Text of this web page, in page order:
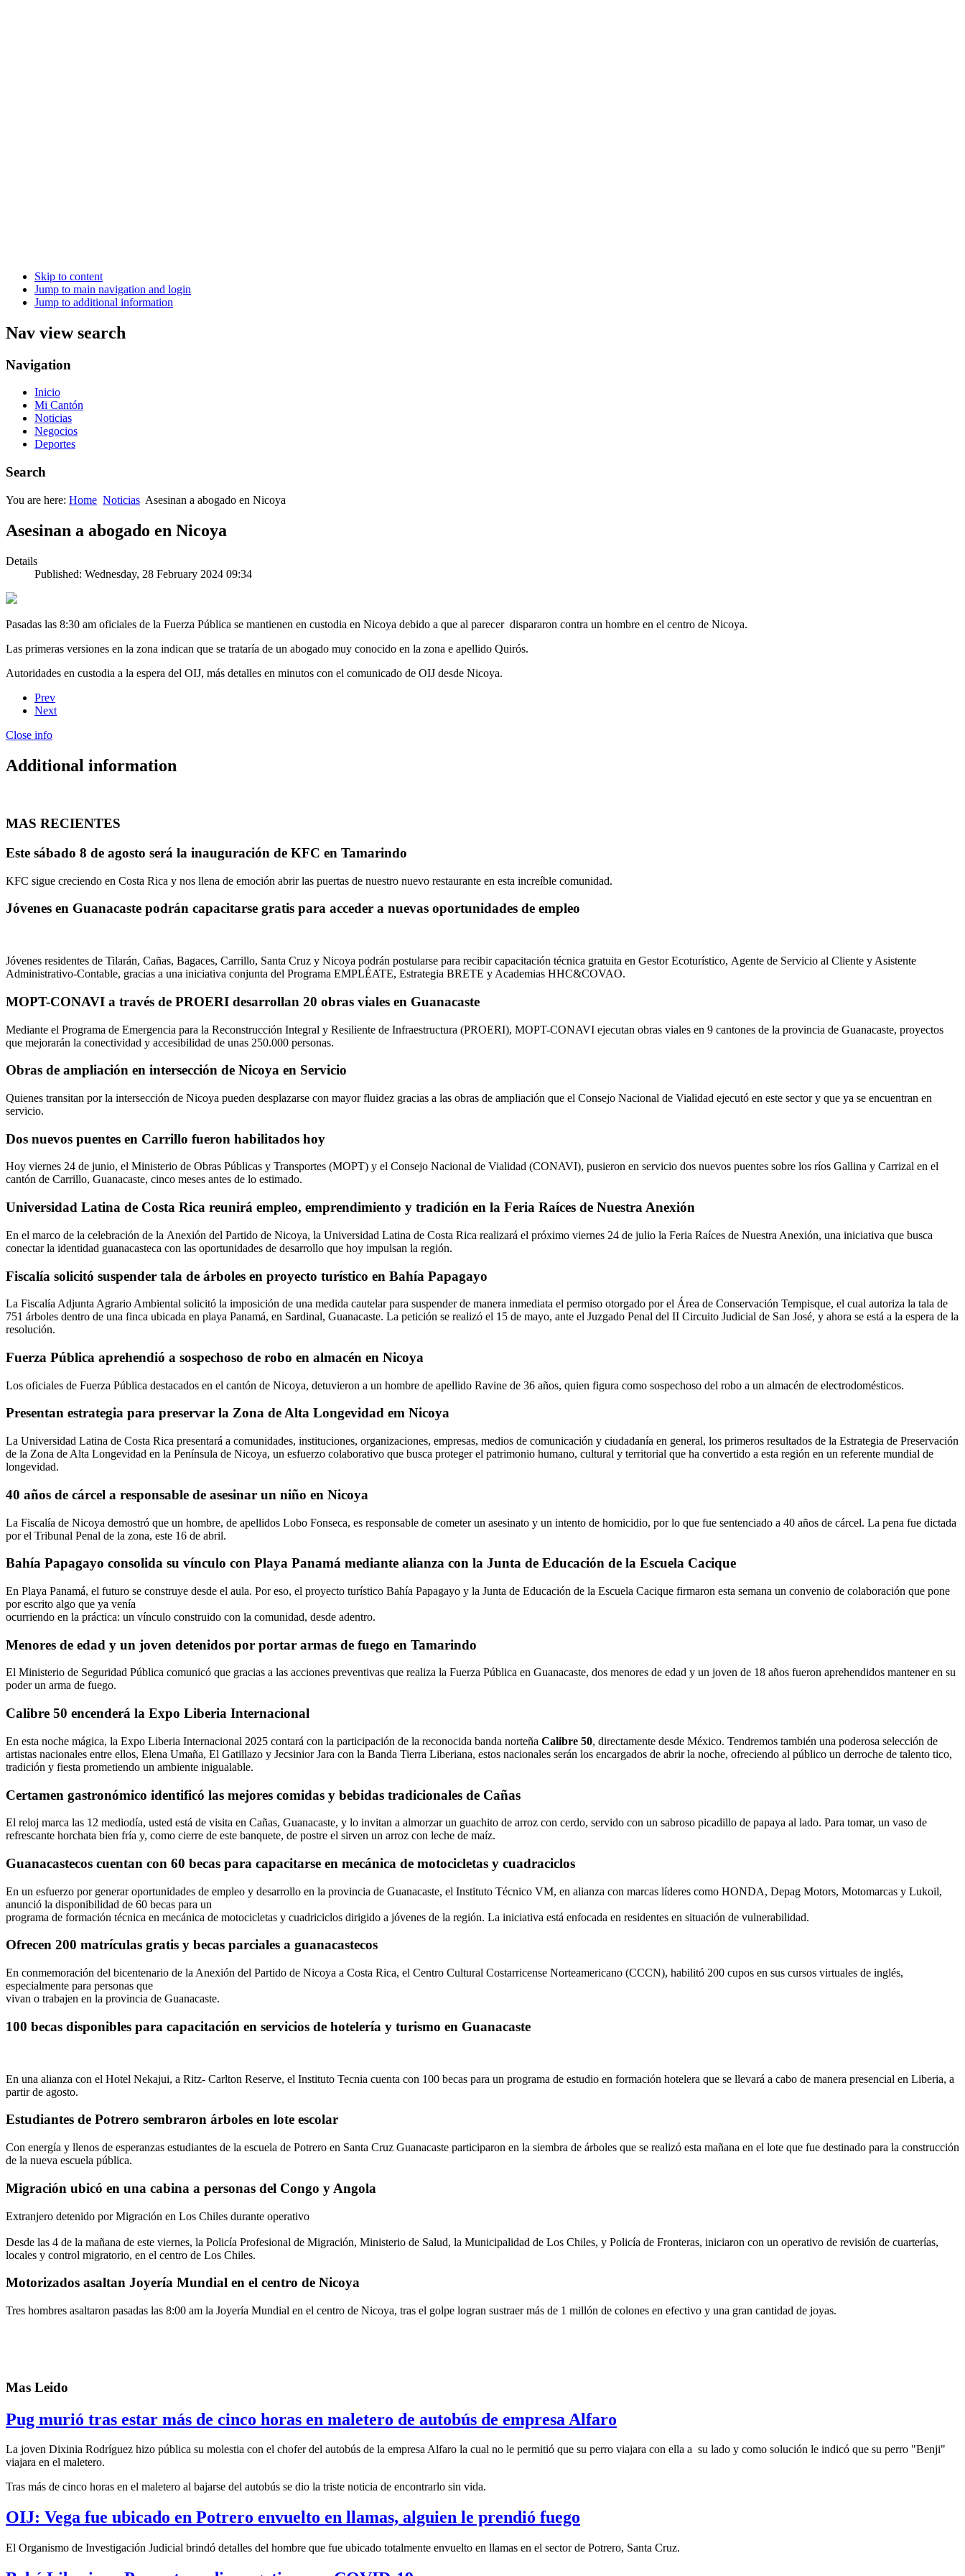
Skip to content
Jump to main navigation and login
Jump to additional information
Nav view search
Navigation
Inicio
Mi Cantón
Noticias
Negocios
Deportes
Search
You are here: Home Noticias Asesinan a abogado en Nicoya
Asesinan a abogado en Nicoya
Details
Published: Wednesday, 28 February 2024 09:34
Pasadas las 8:30 am oficiales de la Fuerza Pública se mantienen en custodia en Nicoya debido a que al parecer dispararon contra un hombre en el centro de Nicoya.
Las primeras versiones en la zona indican que se trataría de un abogado muy conocido en la zona e apellido Quirós.
Autoridades en custodia a la espera del OIJ, más detalles en minutos con el comunicado de OIJ desde Nicoya.
Prev
Next
Close info
Additional information
MAS RECIENTES
Este sábado 8 de agosto será la inauguración de KFC en Tamarindo
KFC sigue creciendo en Costa Rica y nos llena de emoción abrir las puertas de nuestro nuevo restaurante en esta increíble comunidad.
Jóvenes en Guanacaste podrán capacitarse gratis para acceder a nuevas oportunidades de empleo
Jóvenes residentes de Tilarán, Cañas, Bagaces, Carrillo, Santa Cruz y Nicoya podrán postularse para recibir capacitación técnica gratuita en Gestor Ecoturístico, Agente de Servicio al Cliente y Asistente
Administrativo-Contable, gracias a una iniciativa conjunta del Programa EMPLÉATE, Estrategia BRETE y Academias HHC&COVAO.
MOPT-CONAVI a través de PROERI desarrollan 20 obras viales en Guanacaste
Mediante el Programa de Emergencia para la Reconstrucción Integral y Resiliente de Infraestructura (PROERI), MOPT-CONAVI ejecutan obras viales en 9 cantones de la provincia de Guanacaste, proyectos
que mejorarán la conectividad y accesibilidad de unas 250.000 personas.
Obras de ampliación en intersección de Nicoya en Servicio
Quienes transitan por la intersección de Nicoya pueden desplazarse con mayor fluidez gracias a las obras de ampliación que el Consejo Nacional de Vialidad ejecutó en este sector y que ya se encuentran en
servicio.
Dos nuevos puentes en Carrillo fueron habilitados hoy
Hoy viernes 24 de junio, el Ministerio de Obras Públicas y Transportes (MOPT) y el Consejo Nacional de Vialidad (CONAVI), pusieron en servicio dos nuevos puentes sobre los ríos Gallina y Carrizal en el
cantón de Carrillo, Guanacaste, cinco meses antes de lo estimado.
Universidad Latina de Costa Rica reunirá empleo, emprendimiento y tradición en la Feria Raíces de Nuestra Anexión
En el marco de la celebración de la Anexión del Partido de Nicoya, la Universidad Latina de Costa Rica realizará el próximo viernes 24 de julio la Feria Raíces de Nuestra Anexión, una iniciativa que busca
conectar la identidad guanacasteca con las oportunidades de desarrollo que hoy impulsan la región.
Fiscalía solicitó suspender tala de árboles en proyecto turístico en Bahía Papagayo
La Fiscalía Adjunta Agrario Ambiental solicitó la imposición de una medida cautelar para suspender de manera inmediata el permiso otorgado por el Área de Conservación Tempisque, el cual autoriza la tala de
751 árboles dentro de una finca ubicada en playa Panamá, en Sardinal, Guanacaste. La petición se realizó el 15 de mayo, ante el Juzgado Penal del II Circuito Judicial de San José, y ahora se está a la espera de la
resolución.
Fuerza Pública aprehendió a sospechoso de robo en almacén en Nicoya
Los oficiales de Fuerza Pública destacados en el cantón de Nicoya, detuvieron a un hombre de apellido Ravine de 36 años, quien figura como sospechoso del robo a un almacén de electrodomésticos.
Presentan estrategia para preservar la Zona de Alta Longevidad em Nicoya
La Universidad Latina de Costa Rica presentará a comunidades, instituciones, organizaciones, empresas, medios de comunicación y ciudadanía en general, los primeros resultados de la Estrategia de Preservación
de la Zona de Alta Longevidad en la Península de Nicoya, un esfuerzo colaborativo que busca proteger el patrimonio humano, cultural y territorial que ha convertido a esta región en un referente mundial de
longevidad.
40 años de cárcel a responsable de asesinar un niño en Nicoya
La Fiscalía de Nicoya demostró que un hombre, de apellidos Lobo Fonseca, es responsable de cometer un asesinato y un intento de homicidio, por lo que fue sentenciado a 40 años de cárcel. La pena fue dictada
por el Tribunal Penal de la zona, este 16 de abril.
Bahía Papagayo consolida su vínculo con Playa Panamá mediante alianza con la Junta de Educación de la Escuela Cacique
En Playa Panamá, el futuro se construye desde el aula. Por eso, el proyecto turístico Bahía Papagayo y la Junta de Educación de la Escuela Cacique firmaron esta semana un convenio de colaboración que pone
por escrito algo que ya venía
ocurriendo en la práctica: un vínculo construido con la comunidad, desde adentro.
Menores de edad y un joven detenidos por portar armas de fuego en Tamarindo
El Ministerio de Seguridad Pública comunicó que gracias a las acciones preventivas que realiza la Fuerza Pública en Guanacaste, dos menores de edad y un joven de 18 años fueron aprehendidos mantener en su
poder un arma de fuego.
Calibre 50 encenderá la Expo Liberia Internacional
En esta noche mágica, la Expo Liberia Internacional 2025 contará con la participación de la reconocida banda norteña Calibre 50, directamente desde México. Tendremos también una poderosa selección de
artistas nacionales entre ellos, Elena Umaña, El Gatillazo y Jecsinior Jara con la Banda Tierra Liberiana, estos nacionales serán los encargados de abrir la noche, ofreciendo al público un derroche de talento tico,
tradición y fiesta prometiendo un ambiente inigualable.
Certamen gastronómico identificó las mejores comidas y bebidas tradicionales de Cañas
El reloj marca las 12 mediodía, usted está de visita en Cañas, Guanacaste, y lo invitan a almorzar un guachito de arroz con cerdo, servido con un sabroso picadillo de papaya al lado. Para tomar, un vaso de
refrescante horchata bien fría y, como cierre de este banquete, de postre el sirven un arroz con leche de maíz.
Guanacastecos cuentan con 60 becas para capacitarse en mecánica de motocicletas y cuadraciclos
En un esfuerzo por generar oportunidades de empleo y desarrollo en la provincia de Guanacaste, el Instituto Técnico VM, en alianza con marcas líderes como HONDA, Depag Motors, Motomarcas y Lukoil,
anunció la disponibilidad de 60 becas para un
programa de formación técnica en mecánica de motocicletas y cuadriciclos dirigido a jóvenes de la región. La iniciativa está enfocada en residentes en situación de vulnerabilidad.
Ofrecen 200 matrículas gratis y becas parciales a guanacastecos
En conmemoración del bicentenario de la Anexión del Partido de Nicoya a Costa Rica, el Centro Cultural Costarricense Norteamericano (CCCN), habilitó 200 cupos en sus cursos virtuales de inglés,
especialmente para personas que
vivan o trabajen en la provincia de Guanacaste.
100 becas disponibles para capacitación en servicios de hotelería y turismo en Guanacaste
En una alianza con el Hotel Nekajui, a Ritz- Carlton Reserve, el Instituto Tecnia cuenta con 100 becas para un programa de estudio en formación hotelera que se llevará a cabo de manera presencial en Liberia, a
partir de agosto.
Estudiantes de Potrero sembraron árboles en lote escolar
Con energía y llenos de esperanzas estudiantes de la escuela de Potrero en Santa Cruz Guanacaste participaron en la siembra de árboles que se realizó esta mañana en el lote que fue destinado para la construcción
de la nueva escuela pública.
Migración ubicó en una cabina a personas del Congo y Angola
Extranjero detenido por Migración en Los Chiles durante operativo
Desde las 4 de la mañana de este viernes, la Policía Profesional de Migración, Ministerio de Salud, la Municipalidad de Los Chiles, y Policía de Fronteras, iniciaron con un operativo de revisión de cuarterías,
locales y control migratorio, en el centro de Los Chiles.
Motorizados asaltan Joyería Mundial en el centro de Nicoya
Tres hombres asaltaron pasadas las 8:00 am la Joyería Mundial en el centro de Nicoya, tras el golpe logran sustraer más de 1 millón de colones en efectivo y una gran cantidad de joyas.
Mas Leido
Pug murió tras estar más de cinco horas en maletero de autobús de empresa Alfaro
La joven Dixinia Rodríguez hizo pública su molestia con el chofer del autobús de la empresa Alfaro la cual no le permitió que su perro viajara con ella a su lado y como solución le indicó que su perro "Benji"
viajara en el maletero.
Tras más de cinco horas en el maletero al bajarse del autobús se dio la triste noticia de encontrarlo sin vida.
OIJ: Vega fue ubicado en Potrero envuelto en llamas, alguien le prendió fuego
El Organismo de Investigación Judicial brindó detalles del hombre que fue ubicado totalmente envuelto en llamas en el sector de Potrero, Santa Cruz.